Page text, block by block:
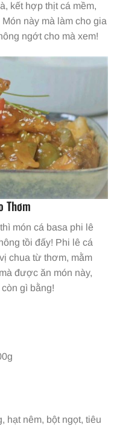
kết hợp thịt cá mềm,
này mà làm cho gia
ngớt cho mà xem!
Thơm
món cá basa phi lê
tồi đấy! Phi lê cá
chua từ thơm, mằm
được ăn món này,
gì bằng!
hạt nêm, bột ngọt, tiêu